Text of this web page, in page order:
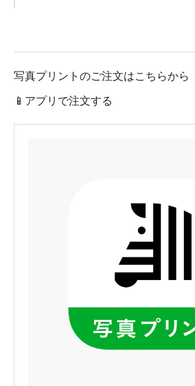
写真プリントのご注文はこちらから
📱アプリで注文する